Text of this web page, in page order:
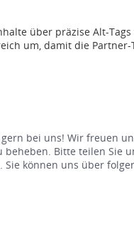
über präzise Alt-
um, damit die
bei uns! Wir freuen
Bitte teilen Sie
können uns über